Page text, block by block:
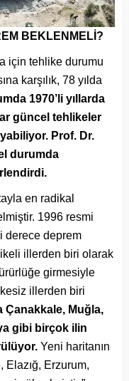
BEKLENMELİ?
için tehlike durumu
karşılık, 78 yılda
1970’li yıllarda
güncel tehlikeler
Prof. Dr.
durumda
en radikal
1996 resmi
derece deprem
illerden biri olarak
girmesiyle
illerden biri
Çanakkale, Muğla,
gibi birçok ilin
Yeni haritanın
Erzurum,